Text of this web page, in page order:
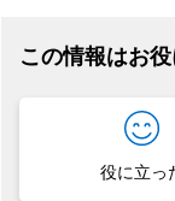
この情報はお
役に立っ